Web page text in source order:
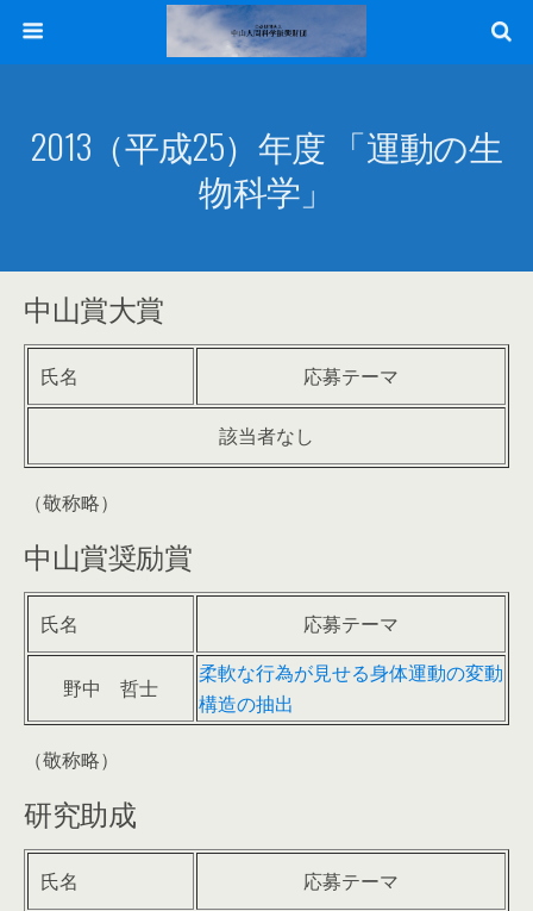
2013（平成25）年度 「運動の生
物科学」
中山賞大賞
氏名 応募テーマ
該当者なし
（敬称略）
中山賞奨励賞
氏名 応募テーマ
野中 哲士
柔軟な行為が見せる身体運動の変動
構造の抽出
（敬称略）
研究助成
氏名 応募テーマ